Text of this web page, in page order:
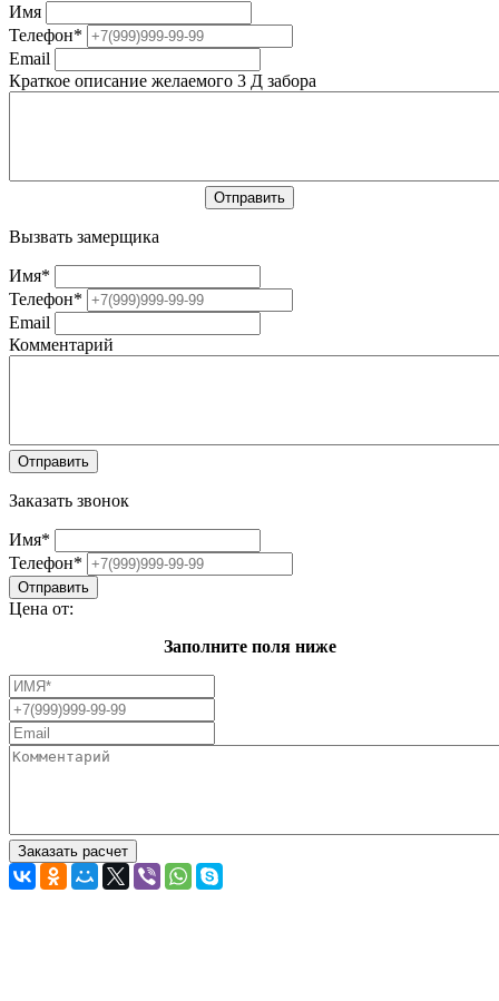
Имя
Телефон*
Email
Краткое описание желаемого 3 Д забора
Вызвать замерщика
Имя*
Телефон*
Email
Комментарий
Заказать звонок
Имя*
Телефон*
Цена от:
Заполните поля ниже